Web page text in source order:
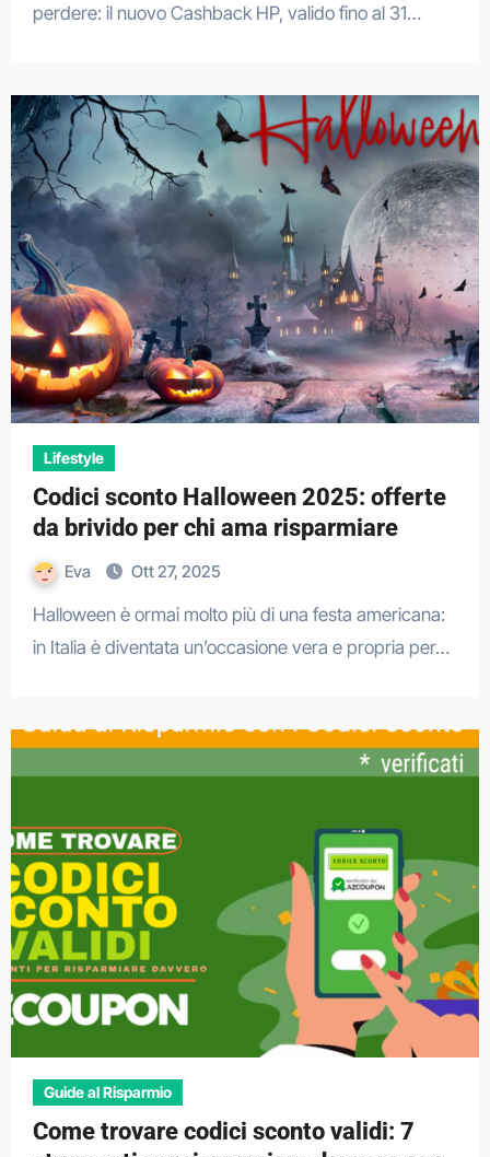
perdere: il nuovo Cashback HP, valido fino al 31…
Lifestyle
Codici sconto Halloween 2025: offerte
da brivido per chi ama risparmiare
Eva Ott 27, 2025
Halloween è ormai molto più di una festa americana:
in Italia è diventata un’occasione vera e propria per…
Guide al Risparmio
Come trovare codici sconto validi: 7